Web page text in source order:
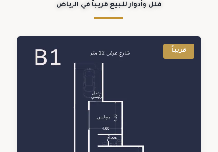
فلل وأدوار للبيع قريباً في الرياض
قريباً